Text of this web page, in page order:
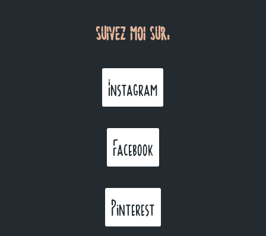
SUIVEZ MOI SUR:
Instagram
Facebook
Pinterest